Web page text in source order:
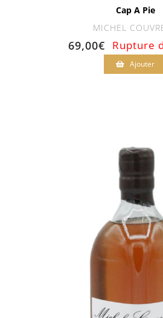
Cap A Pie
MICHEL
69,00€ Rupture
Ajouter